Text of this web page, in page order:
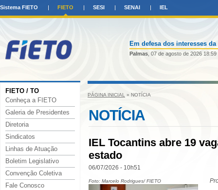
Sistema FIETO FIETO SESI SENAI IEL
Em defesa dos interesses
Palmas , 07 de agosto de 2026 18:59
FIETO / TO
Conheça a FIETO
Galeria de Presidentes
Diretoria
Sindicatos
Linhas de Atuação
Boletim Legislativo
Convenção Coletiva
Fale Conosco
PÁGINA INICIAL » NOTÍCIA
NOTÍCIA
IEL Tocantins abre 19
estado
06/07/2026 - 10h51
Foto: Marcelo Rodrigues/ FIETO